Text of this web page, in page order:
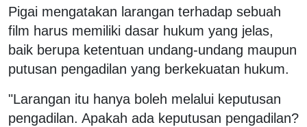
Pigai mengatakan larangan terhadap sebuah
film harus memiliki dasar hukum yang jelas,
baik berupa ketentuan undang-undang maupun
putusan pengadilan yang berkekuatan hukum.
"Larangan itu hanya boleh melalui keputusan
pengadilan. Apakah ada keputusan pengadilan?